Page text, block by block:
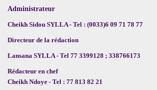
Administrateur
Cheikh Sidou SYLLA - Tel : (0033)6 09 71 78 77
Directeur de la rédaction
Lansana SYLLA - Tel 77 3399128 ; 338766173
Rédacteur en chef
Cheikh Ndoye - Tel : 77 813 82 21